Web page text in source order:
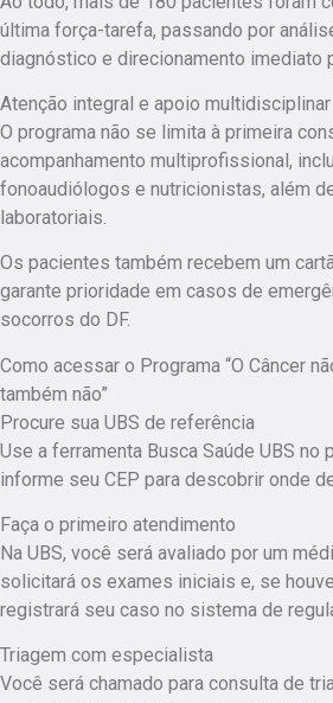
última força-tarefa, passando por
diagnóstico e direcionamento imediato
Atenção integral e apoio multidisciplinar
O programa não se limita à primeira
acompanhamento multiprofissional,
fonoaudiólogos e nutricionistas, além
laboratoriais.
Os pacientes também recebem um
garante prioridade em casos de
socorros do DF.
Como acessar o Programa “O Câncer
também não”
Procure sua UBS de referência
Use a ferramenta Busca Saúde UBS no
informe seu CEP para descobrir onde
Faça o primeiro atendimento
Na UBS, você será avaliado por um
solicitará os exames iniciais e, se
registrará seu caso no sistema de
Triagem com especialista
Você será chamado para consulta de